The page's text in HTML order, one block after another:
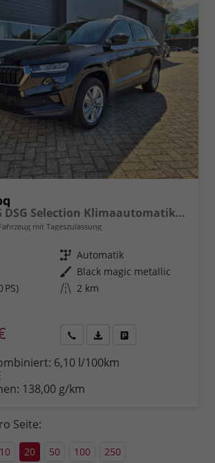
1.5 TSI 150PS DSG Selection Klimaautomatik Sitzheizung Lenkradheizung ACC PDC v+h Rückf.Kamera abg.Scheiben Apple CarPlay Android Auto 17"LM
mit Tageszulassung
Getriebe Automatik
Außenfarbe Black magic metallic
PS) Kilometerstand 2 km
anfordern
Datei,
6,10 l/100km
138,00 g/km
Seite:
10 20 50 100 250